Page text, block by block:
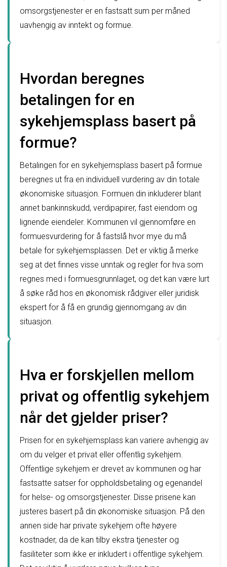
omsorgstjenester er en fastsatt sum per måned
uavhengig av inntekt og formue.
Hvordan beregnes
betalingen for en
sykehjemsplass basert på
formue?
Betalingen for en sykehjemsplass basert på formue
beregnes ut fra en individuell vurdering av din totale
økonomiske situasjon. Formuen din inkluderer blant
annet bankinnskudd, verdipapirer, fast eiendom og
lignende eiendeler. Kommunen vil gjennomføre en
formuesvurdering for å fastslå hvor mye du må
betale for sykehjemsplassen. Det er viktig å merke
seg at det finnes visse unntak og regler for hva som
regnes med i formuesgrunnlaget, og det kan være lurt
å søke råd hos en økonomisk rådgiver eller juridisk
ekspert for å få en grundig gjennomgang av din
situasjon.
Hva er forskjellen mellom
privat og offentlig sykehjem
når det gjelder priser?
Prisen for en sykehjemsplass kan variere avhengig av
om du velger et privat eller offentlig sykehjem.
Offentlige sykehjem er drevet av kommunen og har
fastsatte satser for oppholdsbetaling og egenandel
for helse- og omsorgstjenester. Disse prisene kan
justeres basert på din økonomiske situasjon. På den
annen side har private sykehjem ofte høyere
kostnader, da de kan tilby ekstra tjenester og
fasiliteter som ikke er inkludert i offentlige sykehjem.